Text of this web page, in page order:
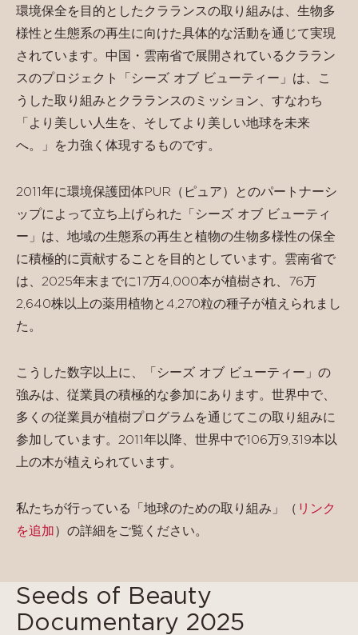
環境保全を目的としたクラランスの取り組みは、生物多
様性と生態系の再生に向けた具体的な活動を通じて実現
されています。中国・雲南省で展開されているクララン
スのプロジェクト「シーズ オブ ビューティー」は、こ
うした取り組みとクラランスのミッション、すなわち
「より美しい人生を、そしてより美しい地球を未来
へ。」を力強く体現するものです。
2011年に環境保護団体PUR（ピュア）とのパートナーシ
ップによって立ち上げられた「シーズ オブ ビューティ
ー」は、地域の生態系の再生と植物の生物多様性の保全
に積極的に貢献することを目的としています。雲南省で
は、2025年末までに17万4,000本が植樹され、76万
2,640株以上の薬用植物と4,270粒の種子が植えられまし
た。
こうした数字以上に、「シーズ オブ ビューティー」の
強みは、従業員の積極的な参加にあります。世界中で、
多くの従業員が植樹プログラムを通じてこの取り組みに
参加しています。2011年以降、世界中で106万9,319本以
上の木が植えられています。
私たちが行っている「地球のための取り組み」（ リンク
を追加 ）の詳細をご覧ください。
Seeds of Beauty
Documentary 2025